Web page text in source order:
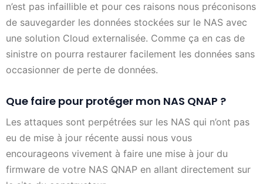
n’est pas infaillible et pour ces raisons nous préconisons
de sauvegarder les données stockées sur le NAS avec
une solution Cloud externalisée. Comme ça en cas de
sinistre on pourra restaurer facilement les données sans
occasionner de perte de données.
Que faire pour protéger mon NAS QNAP ?
Les attaques sont perpétrées sur les NAS qui n’ont pas
eu de mise à jour récente aussi nous vous
encourageons vivement à faire une mise à jour du
firmware de votre NAS QNAP en allant directement sur